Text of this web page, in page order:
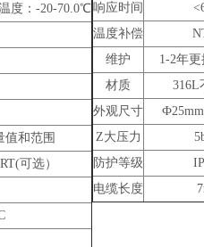
度：-20-70.0℃
值和范围
可选）
响应时间
温度补偿
维护
1-2年
材质
316L
外观尺寸
Z大压力
防护等级
电缆长度